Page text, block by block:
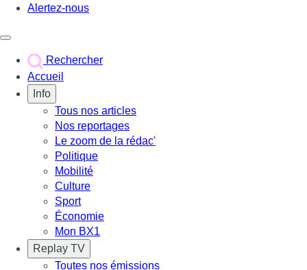
Alertez-nous
Rechercher
Accueil
Info
Tous nos articles
Nos reportages
Le zoom de la rédac'
Politique
Mobilité
Culture
Sport
Économie
Mon BX1
Replay TV
Toutes nos émissions